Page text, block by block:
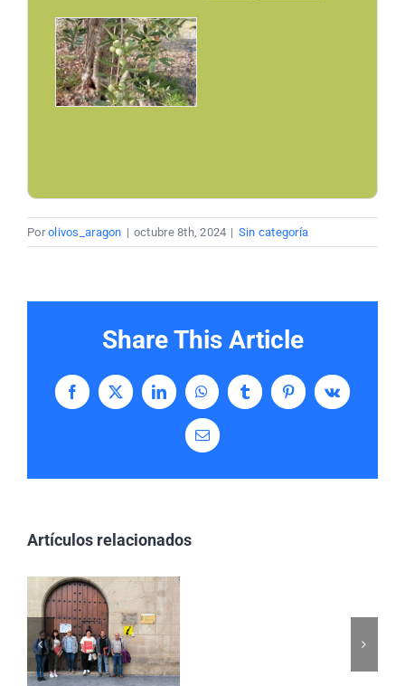
Porolivos_aragon | octubre 8th, 2024 | Sin categoría
Share This Article
Facebook
X LinkedInWhatsAppTumblrPinterestVk
Correo
electrónico
Artículos relacionados